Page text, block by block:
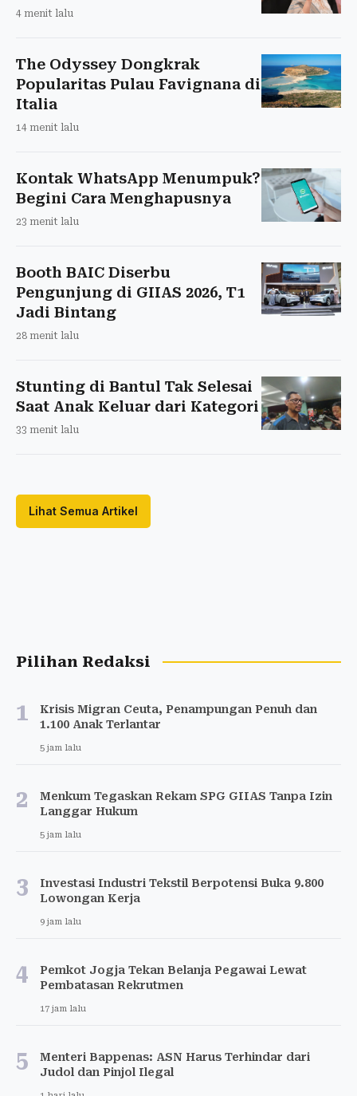
4 menit lalu
The Odyssey Dongkrak
Popularitas Pulau Favignana di
Italia
14 menit lalu
Kontak WhatsApp Menumpuk?
Begini Cara Menghapusnya
23 menit lalu
Booth BAIC Diserbu
Pengunjung di GIIAS 2026, T1
Jadi Bintang
28 menit lalu
Stunting di Bantul Tak Selesai
Saat Anak Keluar dari Kategori
33 menit lalu
Lihat Semua Artikel
Pilihan Redaksi
1
Krisis Migran Ceuta, Penampungan Penuh dan
1.100 Anak Terlantar
5 jam lalu
2
Menkum Tegaskan Rekam SPG GIIAS Tanpa Izin
Langgar Hukum
5 jam lalu
3
Investasi Industri Tekstil Berpotensi Buka 9.800
Lowongan Kerja
9 jam lalu
4
Pemkot Jogja Tekan Belanja Pegawai Lewat
Pembatasan Rekrutmen
17 jam lalu
5
Menteri Bappenas: ASN Harus Terhindar dari
Judol dan Pinjol Ilegal